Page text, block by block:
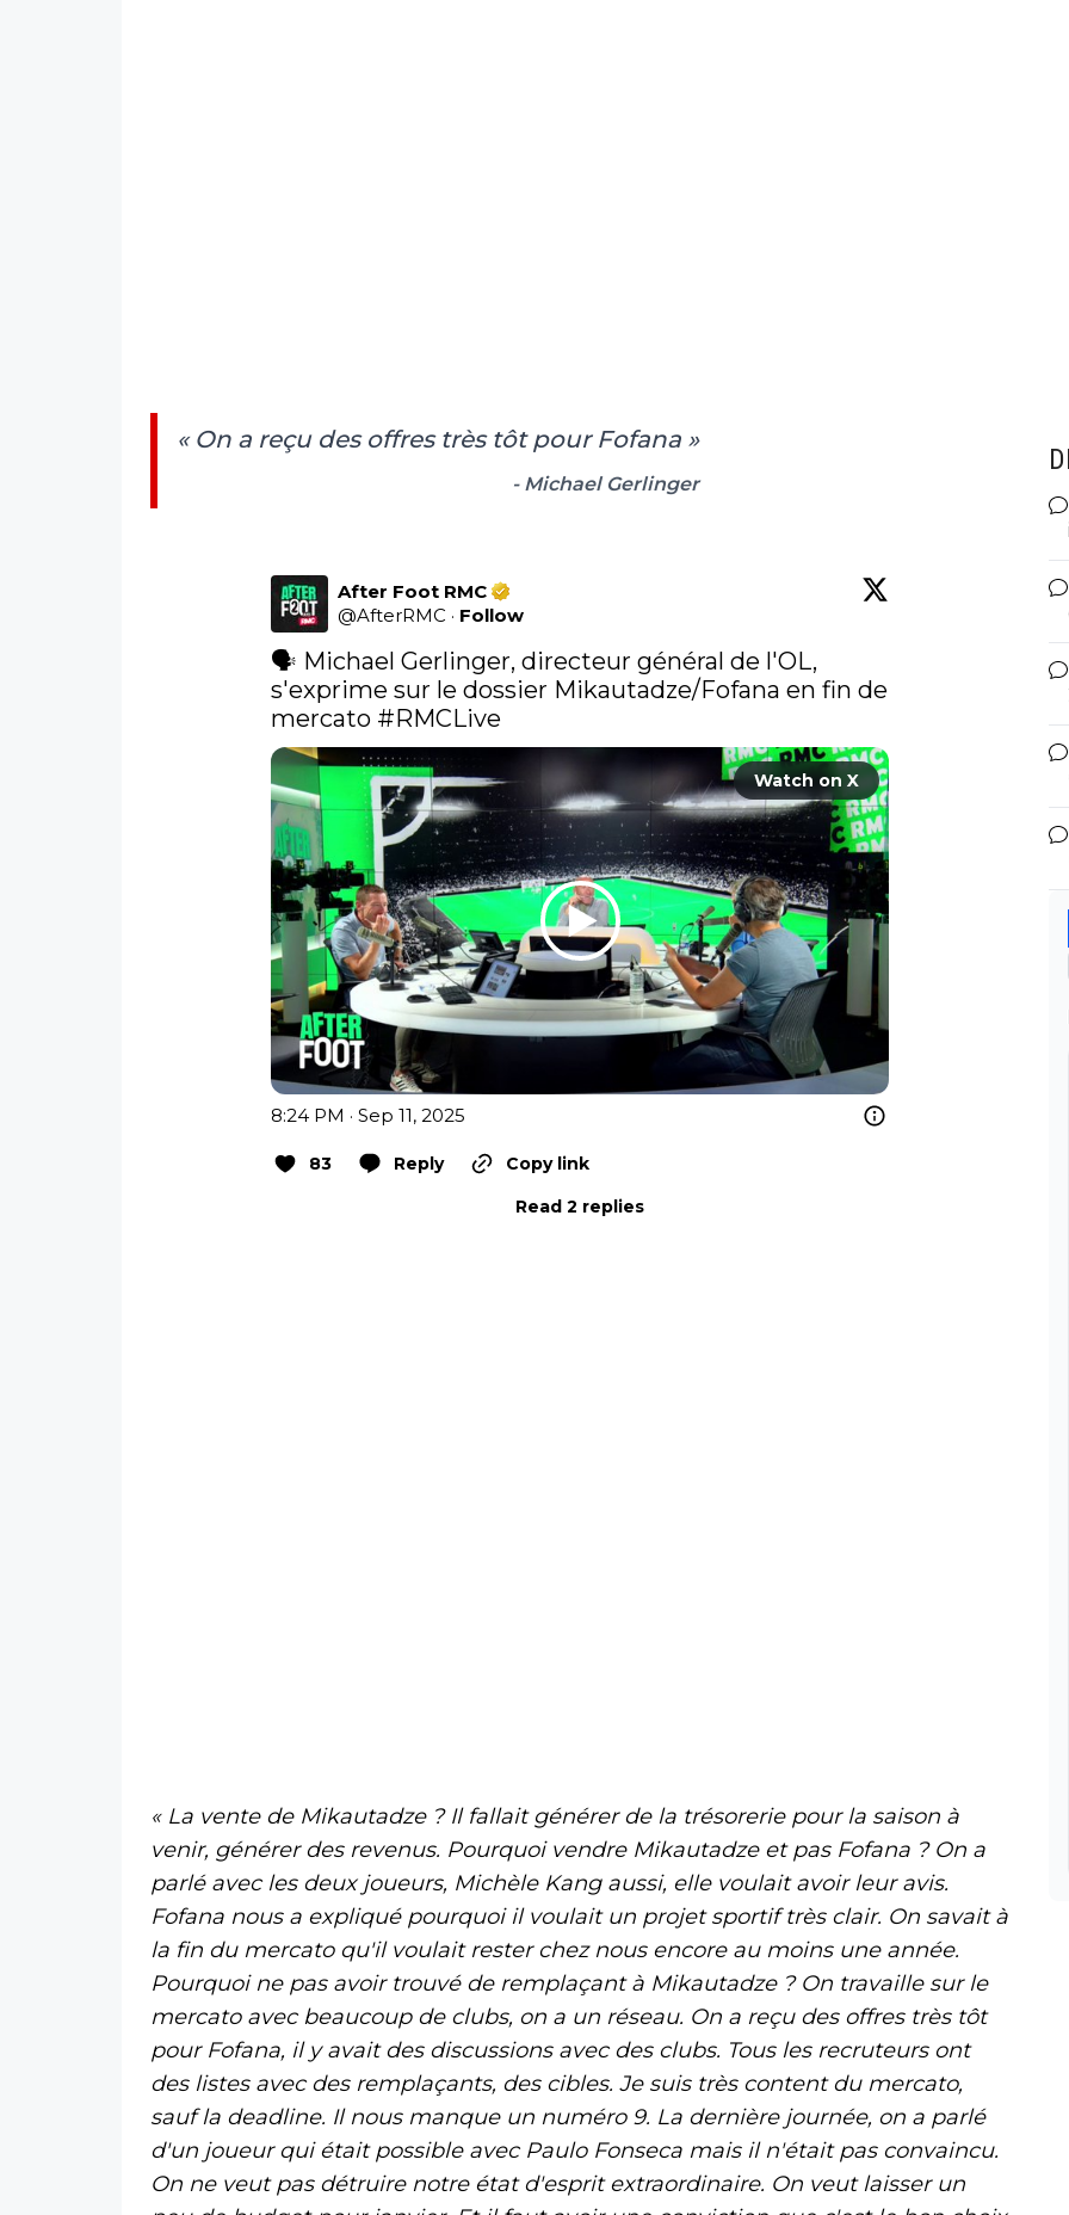
« On a reçu des offres très tôt pour Fofana »
- Michael Gerlinger
After Foot RMC
@AfterRMC · Follow
🗣️ Michael Gerlinger, directeur général de l'OL,
s'exprime sur le dossier Mikautadze/Fofana en fin de
mercato #RMCLive
Watch on X
8:24 PM · Sep 11, 2025
83 Reply
Copy link
Read 2 replies
« La vente de Mikautadze ? Il fallait générer de la trésorerie pour la saison à
venir, générer des revenus. Pourquoi vendre Mikautadze et pas Fofana ? On a
parlé avec les deux joueurs, Michèle Kang aussi, elle voulait avoir leur avis.
Fofana nous a expliqué pourquoi il voulait un projet sportif très clair. On savait à
la fin du mercato qu'il voulait rester chez nous encore au moins une année.
Pourquoi ne pas avoir trouvé de remplaçant à Mikautadze ? On travaille sur le
mercato avec beaucoup de clubs, on a un réseau. On a reçu des offres très tôt
pour Fofana, il y avait des discussions avec des clubs. Tous les recruteurs ont
des listes avec des remplaçants, des cibles. Je suis très content du mercato,
sauf la deadline. Il nous manque un numéro 9. La dernière journée, on a parlé
d'un joueur qui était possible avec Paulo Fonseca mais il n'était pas convaincu.
On ne veut pas détruire notre état d'esprit extraordinaire. On veut laisser un